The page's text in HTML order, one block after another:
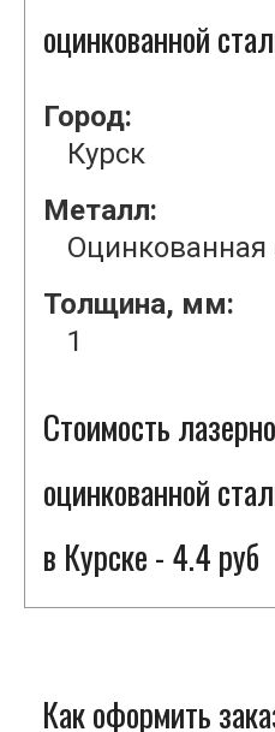
оцинкованной
Город:
Курск
Металл:
Оцинкованная
Толщина, мм:
1
Стоимость
оцинкованной
в Курске - 4.4 руб
Как оформить